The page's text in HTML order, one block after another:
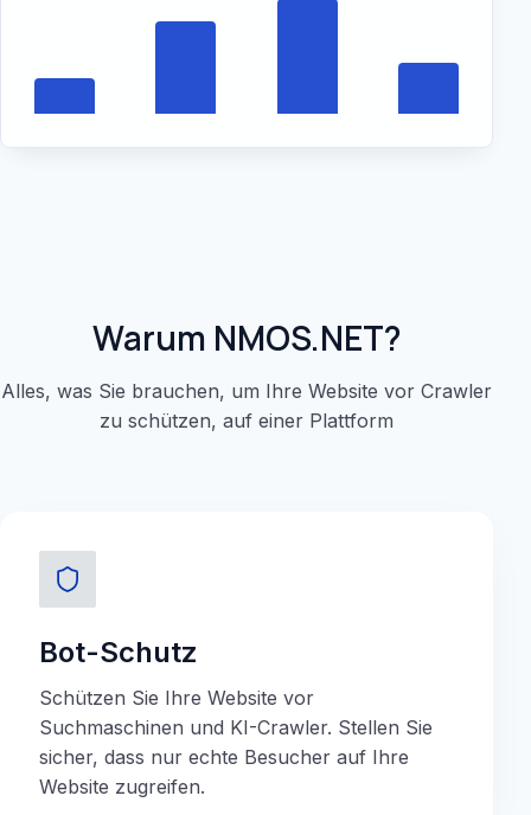
Warum NMOS.NET?
Alles, was Sie brauchen, um Ihre Website vor Crawler
zu schützen, auf einer Plattform
Bot-Schutz
Schützen Sie Ihre Website vor
Suchmaschinen und KI-Crawler. Stellen Sie
sicher, dass nur echte Besucher auf Ihre
Website zugreifen.